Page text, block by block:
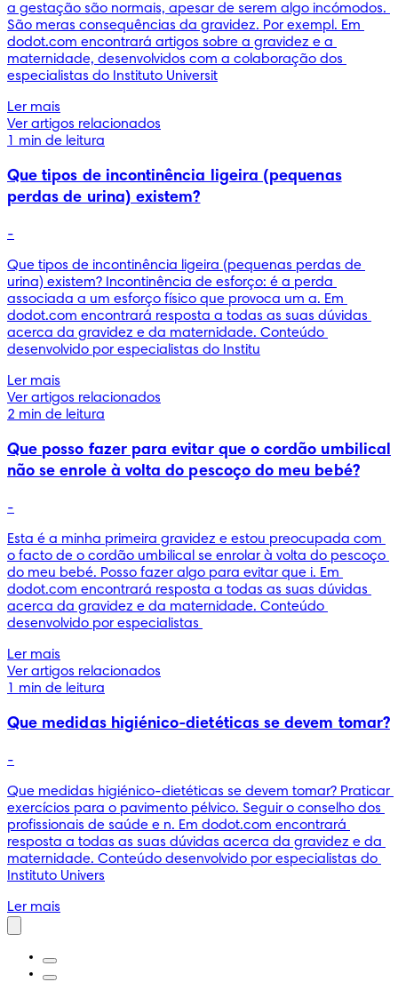
a gestação são normais, apesar de serem algo incómodos.
São meras consequências da gravidez. Por exempl. Em
dodot.com encontrará artigos sobre a gravidez e a
maternidade, desenvolvidos com a colaboração dos
especialistas do Instituto Universit
Ler mais
Ver artigos relacionados
1 min de leitura
Que tipos de incontinência ligeira (pequenas
perdas de urina) existem?
-
Que tipos de incontinência ligeira (pequenas perdas de
urina) existem? Incontinência de esforço: é a perda
associada a um esforço físico que provoca um a. Em
dodot.com encontrará resposta a todas as suas dúvidas
acerca da gravidez e da maternidade. Conteúdo
desenvolvido por especialistas do Institu
Ler mais
Ver artigos relacionados
2 min de leitura
Que posso fazer para evitar que o cordão umbilical
não se enrole à volta do pescoço do meu bebé?
-
Esta é a minha primeira gravidez e estou preocupada com
o facto de o cordão umbilical se enrolar à volta do pescoço
do meu bebé. Posso fazer algo para evitar que i. Em
dodot.com encontrará resposta a todas as suas dúvidas
acerca da gravidez e da maternidade. Conteúdo
desenvolvido por especialistas
Ler mais
Ver artigos relacionados
1 min de leitura
Que medidas higiénico-dietéticas se devem tomar?
-
Que medidas higiénico-dietéticas se devem tomar? Praticar
exercícios para o pavimento pélvico. Seguir o conselho dos
profissionais de saúde e n. Em dodot.com encontrará
resposta a todas as suas dúvidas acerca da gravidez e da
maternidade. Conteúdo desenvolvido por especialistas do
Instituto Univers
Ler mais